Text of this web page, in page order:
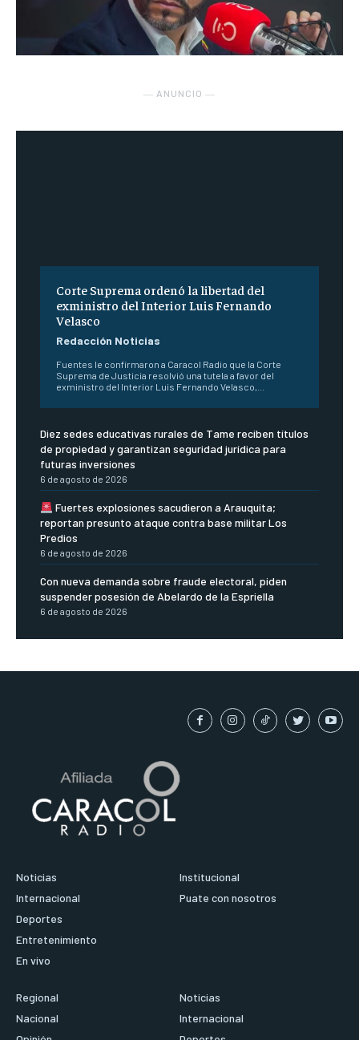
― ANUNCIO ―
Corte Suprema ordenó la libertad del
exministro del Interior Luis Fernando
Velasco
Redacción Noticias
Fuentes le confirmaron a Caracol Radio que la Corte
Suprema de Justicia resolvió una tutela a favor del
exministro del Interior Luis Fernando Velasco,...
Diez sedes educativas rurales de Tame reciben títulos
de propiedad y garantizan seguridad jurídica para
futuras inversiones
6 de agosto de 2026
Fuertes explosiones sacudieron a Arauquita;
reportan presunto ataque contra base militar Los
Predios
6 de agosto de 2026
Con nueva demanda sobre fraude electoral, piden
suspender posesión de Abelardo de la Espriella
6 de agosto de 2026
Noticias
Internacional
Deportes
Entretenimiento
En vivo
Institucional
Puate con nosotros
Regional
Nacional
Noticias
Internacional